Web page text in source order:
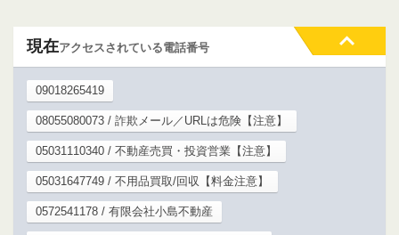
現在アクセスされている電話番号
09018265419
08055080073 / 詐欺メール／URLは危険【注意】
05031110340 / 不動産売買・投資営業【注意】
05031647749 / 不用品買取/回収【料金注意】
0572541178 / 有限会社小島不動産